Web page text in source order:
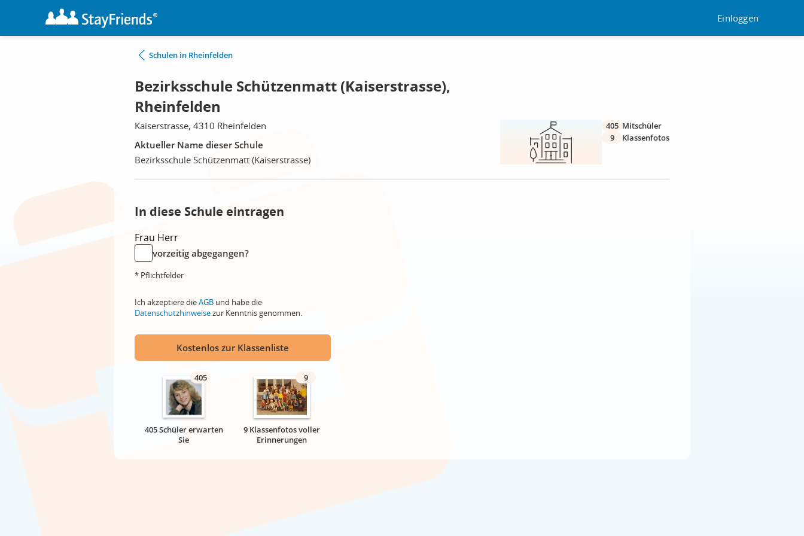
Einloggen
Schulen in Rheinfelden
Bezirksschule Schützenmatt (Kaiserstrasse),
Rheinfelden
Kaiserstrasse, 4310 Rheinfelden
Aktueller Name dieser Schule
Bezirksschule Schützenmatt (Kaiserstrasse)
405 Mitschüler
9
Klassenfotos
In diese Schule eintragen
Frau Herr
vorzeitig abgegangen?
* Pflichtfelder
Ich akzeptiere dieAGB und habe die
Datenschutzhinweisezur Kenntnis genommen.
Kostenlos zur Klassenliste
405
405 Schüler erwarten
Sie
9
9 Klassenfotos voller
Erinnerungen